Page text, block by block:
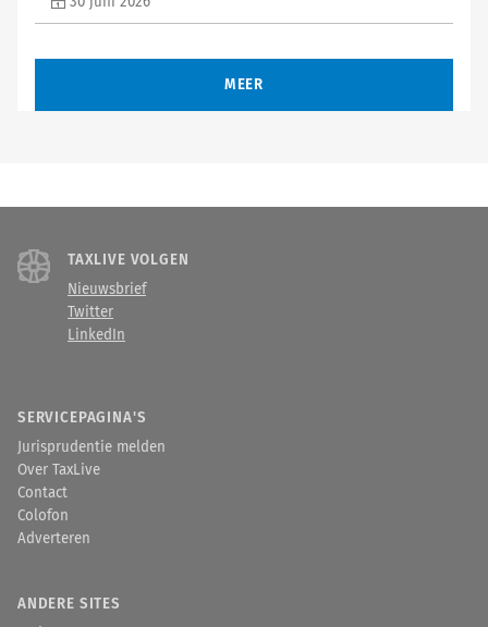
MEER
TAXLIVE VOLGEN
Nieuwsbrief
Twitter
LinkedIn
SERVICEPAGINA'S
Jurisprudentie melden
Over TaxLive
Contact
Colofon
Adverteren
ANDERE SITES